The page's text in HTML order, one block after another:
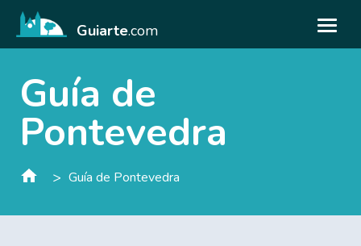
Guiarte.com
Guía de
Pontevedra
> Guía de Pontevedra